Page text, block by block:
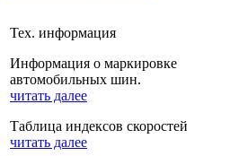
Тех. информация
Информация о маркировке
автомобильных шин.
читать далее
Таблица индексов скоростей
читать далее